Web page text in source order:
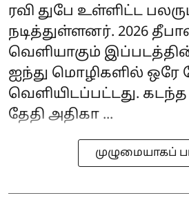
ரவி துபே உள்ளிட்ட
நடித்துள்ளனர். 2026
வெளியாகும்
ஐந்து மொழிகளில் ஒரே
வெளியிடப்பட்டது.
தேதி அதிகா ...
முழுமையாகப்